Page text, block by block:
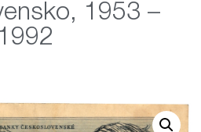
1953 –
1992